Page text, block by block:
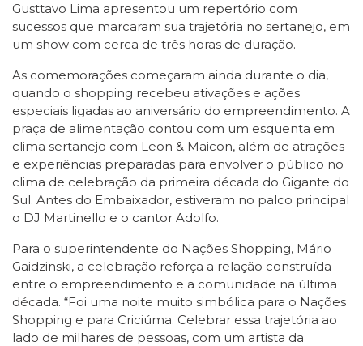
Gusttavo Lima apresentou um repertório com
sucessos que marcaram sua trajetória no sertanejo, em
um show com cerca de três horas de duração.
As comemorações começaram ainda durante o dia,
quando o shopping recebeu ativações e ações
especiais ligadas ao aniversário do empreendimento. A
praça de alimentação contou com um esquenta em
clima sertanejo com Leon & Maicon, além de atrações
e experiências preparadas para envolver o público no
clima de celebração da primeira década do Gigante do
Sul. Antes do Embaixador, estiveram no palco principal
o DJ Martinello e o cantor Adolfo.
Para o superintendente do Nações Shopping, Mário
Gaidzinski, a celebração reforça a relação construída
entre o empreendimento e a comunidade na última
década. “Foi uma noite muito simbólica para o Nações
Shopping e para Criciúma. Celebrar essa trajetória ao
lado de milhares de pessoas, com um artista da